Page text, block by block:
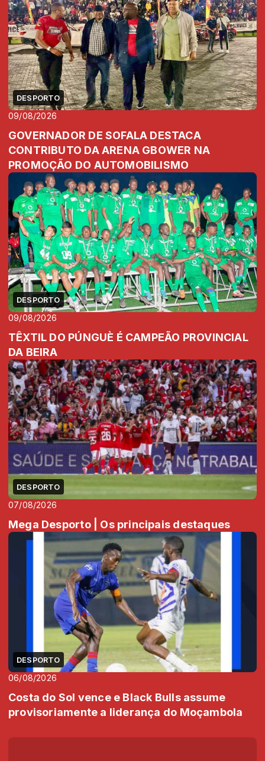
DESPORTO
09/08/2026
GOVERNADOR DE SOFALA DESTACA
CONTRIBUTO DA ARENA GBOWER NA
PROMOÇÃO DO AUTOMOBILISMO
DESPORTO
09/08/2026
TÊXTIL DO PÚNGUÈ É CAMPEÃO PROVINCIAL
DA BEIRA
DESPORTO
07/08/2026
Mega Desporto | Os principais destaques
DESPORTO
06/08/2026
Costa do Sol vence e Black Bulls assume
provisoriamente a liderança do Moçambola